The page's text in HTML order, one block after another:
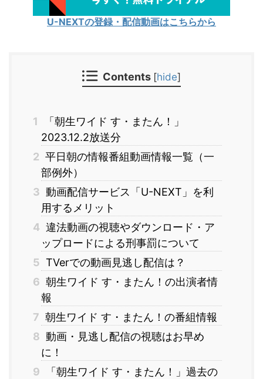
U-NEXTの登録・配信動画はこちらから
Contents [hide]
1
「朝生ワイド す・またん！」
2023.12.2放送分
2 平日朝の情報番組動画情報一覧（一
部例外）
3 動画配信サービス「U-NEXT」を利
用するメリット
4 違法動画の視聴やダウンロード・ア
ップロードによる刑事罰について
5 TVerでの動画見逃し配信は？
6 朝生ワイド す・またん！の出演者情
報
7 朝生ワイド す・またん！の番組情報
8 動画・見逃し配信の視聴はお早め
に！
9
「朝生ワイド す・またん！」過去の